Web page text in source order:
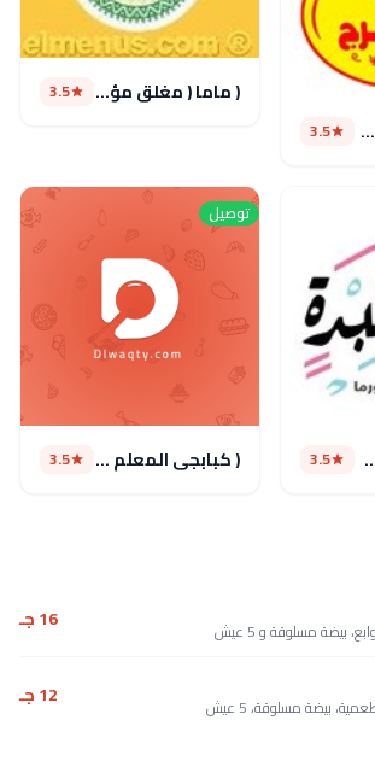
اولاد فرج(مغلق مؤقتا) 3.5
( ماما ( مغلق مؤقتا 3.5
مؤقتا 3.5
توصيل
( كبابجي المعلم ( مغلق مؤقتا 3.5
بيضة مسلوقة و 5 عيش 16 جـ
12 جـ